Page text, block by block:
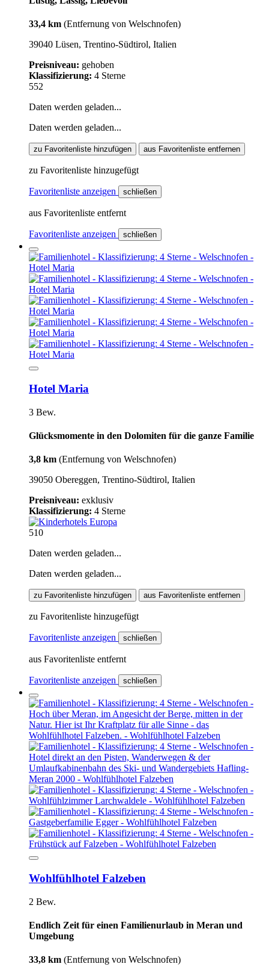
33,4 km (Entfernung von Welschnofen)
39040 Lüsen, Trentino-Südtirol, Italien
Preisniveau: gehoben
Klassifizierung: 4 Sterne
552
Daten werden geladen...
Daten werden geladen...
zu Favoritenliste hinzufügen aus Favoritenliste entfernen
zu Favoritenliste hinzugefügt
Favoritenliste anzeigen schließen
aus Favoritenliste entfernt
Favoritenliste anzeigen schließen
Hotel Maria
3 Bew.
Glücksmomente in den Dolomiten für die ganze Familie
3,8 km (Entfernung von Welschnofen)
39050 Obereggen, Trentino-Südtirol, Italien
Preisniveau: exklusiv
Klassifizierung: 4 Sterne
510
Daten werden geladen...
Daten werden geladen...
zu Favoritenliste hinzufügen aus Favoritenliste entfernen
zu Favoritenliste hinzugefügt
Favoritenliste anzeigen schließen
aus Favoritenliste entfernt
Favoritenliste anzeigen schließen
Wohlfühlhotel Falzeben
2 Bew.
Endlich Zeit für einen Familienurlaub in Meran und
Umgebung
33,8 km (Entfernung von Welschnofen)